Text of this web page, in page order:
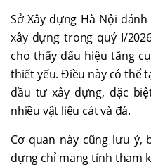
Sở Xây dựng Hà Nội
xây dựng trong quý I/
cho thấy dấu hiệu tăng
thiết yếu. Điều này có thể
đầu tư xây dựng, đặc
nhiều vật liệu cát và đá.
Cơ quan này cũng lưu ý,
dựng chỉ mang tính tham